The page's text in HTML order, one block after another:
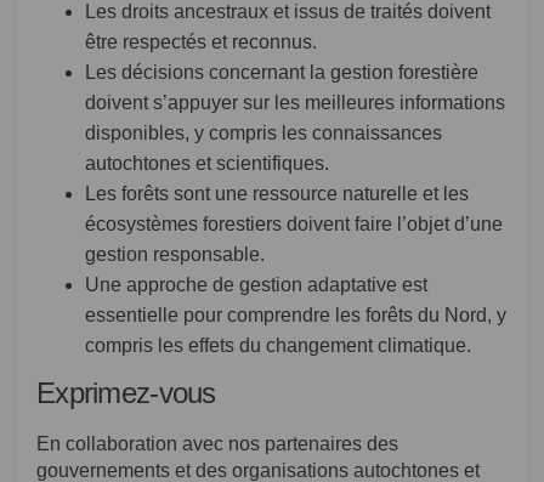
Les droits ancestraux et issus de traités doivent
être respectés et reconnus.
Les décisions concernant la gestion forestière
doivent s’appuyer sur les meilleures informations
disponibles, y compris les connaissances
autochtones et scientifiques.
Les forêts sont une ressource naturelle et les
écosystèmes forestiers doivent faire l’objet d’une
gestion responsable.
Une approche de gestion adaptative est
essentielle pour comprendre les forêts du Nord, y
compris les effets du changement climatique.
Exprimez-vous
En collaboration avec nos partenaires des
gouvernements et des organisations autochtones et